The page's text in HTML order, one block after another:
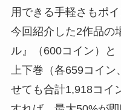
用できる手軽さもポイ
今回紹介した2作品の
ル』（600コイン）と
上下巻（各659コイン
せても合計1,918コイ